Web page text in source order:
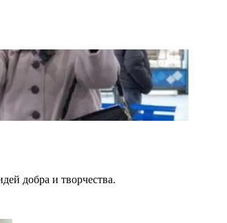
добра и творчества.